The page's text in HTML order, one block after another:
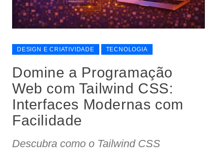
DESIGN E CRIATIVIDADE TECNOLOGIA
Domine a Programação
Web com Tailwind CSS:
Interfaces Modernas com
Facilidade
Descubra como o Tailwind CSS